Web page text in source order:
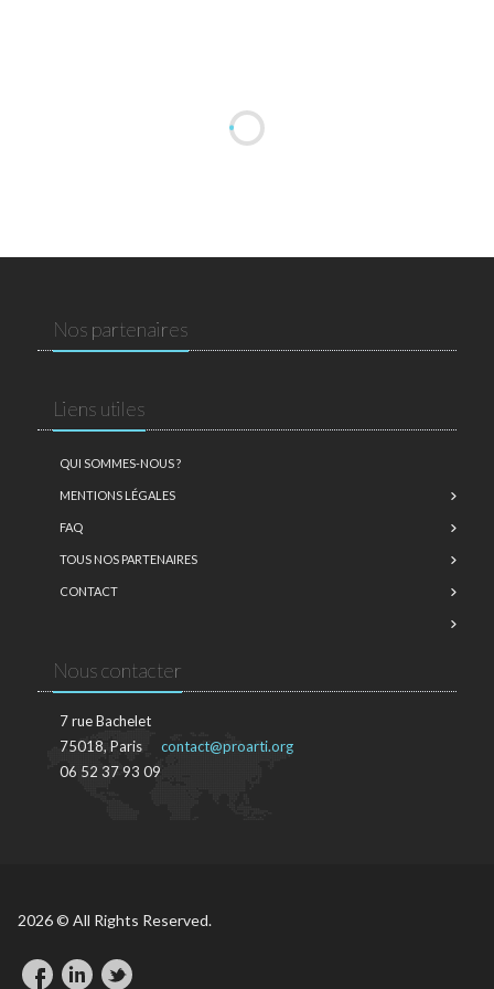
Nos partenaires
Liens utiles
QUI SOMMES-NOUS ?
MENTIONS LÉGALES
FAQ
TOUS NOS PARTENAIRES
CONTACT
Nous contacter
7 rue Bachelet
75018, Paris
06 52 37 93 09
contact@proarti.org
2026 © All Rights Reserved.